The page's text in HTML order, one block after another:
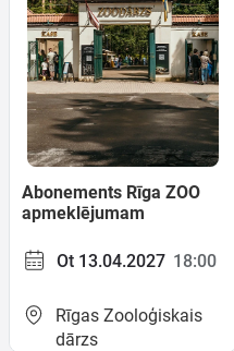
Abonements Rīga ZOO
apmeklējumam
Ot 13.04.2027 18:00
Rīgas Zooloģiskais
dārzs